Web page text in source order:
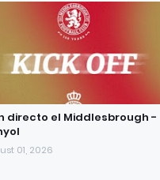
directo el Middlesbrough -
01, 2026